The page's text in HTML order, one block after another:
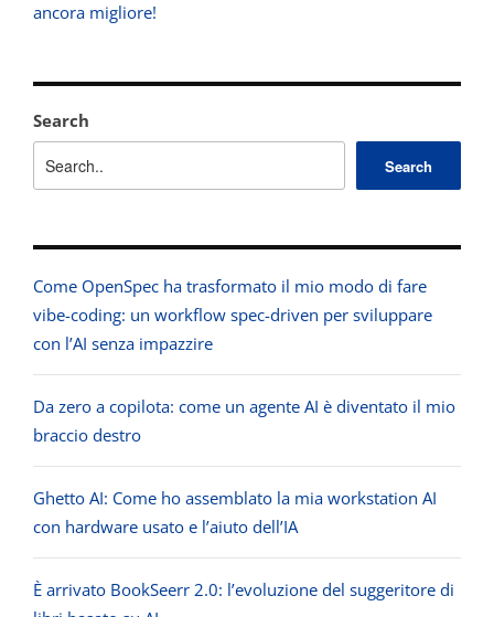
ancora migliore!
Search
Search
Come OpenSpec ha trasformato il mio modo di fare
vibe-coding: un workflow spec-driven per sviluppare
con l’AI senza impazzire
Da zero a copilota: come un agente AI è diventato il mio
braccio destro
Ghetto AI: Come ho assemblato la mia workstation AI
con hardware usato e l’aiuto dell’IA
È arrivato BookSeerr 2.0: l’evoluzione del suggeritore di